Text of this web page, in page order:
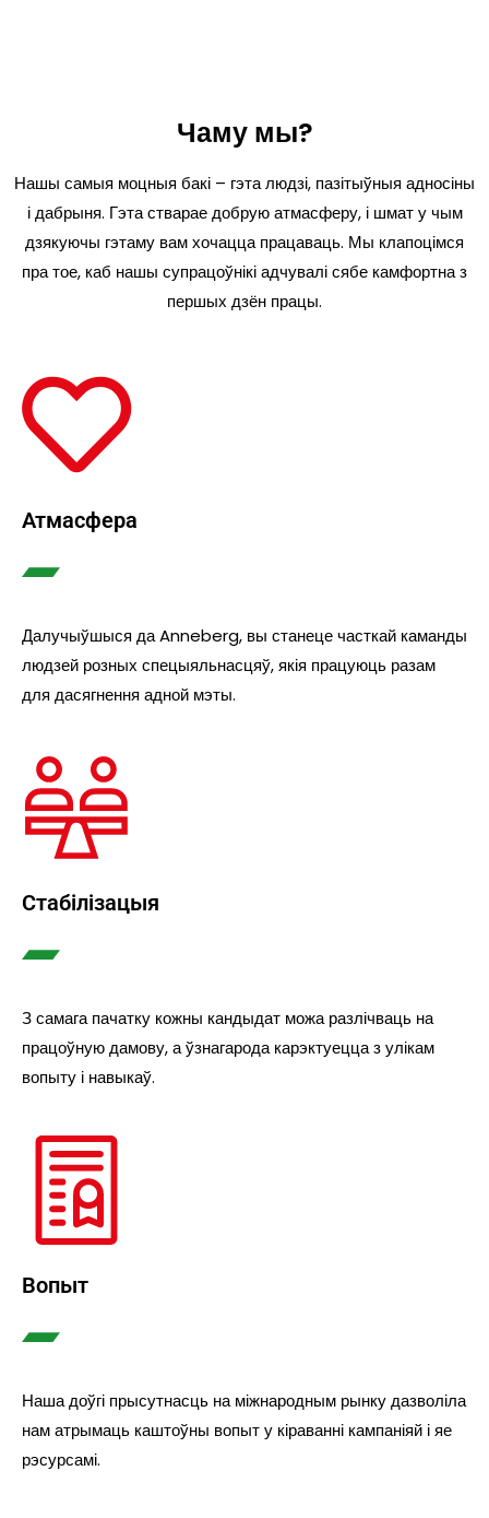
Чаму мы?
Нашы самыя моцныя бакі – гэта людзі, пазітыўныя адносіны
і дабрыня. Гэта стварае добрую атмасферу, і шмат у чым
дзякуючы гэтаму вам хочацца працаваць. Мы клапоцімся
пра тое, каб нашы супрацоўнікі адчувалі сябе камфортна з
першых дзён працы.
Атмасфера
Далучыўшыся да Anneberg, вы станеце часткай каманды
людзей розных спецыяльнасцяў, якія працуюць разам
для дасягнення адной мэты.
Стабілізацыя
З самага пачатку кожны кандыдат можа разлічваць на
працоўную дамову, а ўзнагарода карэктуецца з улікам
вопыту і навыкаў.
Вопыт
Наша доўгі прысутнасць на міжнародным рынку дазволіла
нам атрымаць каштоўны вопыт у кіраванні кампаніяй і яе
рэсурсамі.